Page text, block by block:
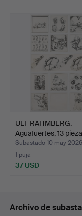
ULF RAHMBERG.
Aguafuertes, 13
firm…
Subastado 10 may 2026
1 puja
37 USD
Archivo de